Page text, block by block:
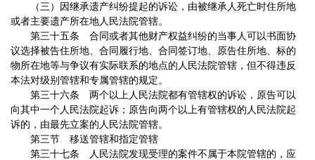
（三）因继承遗产纠纷提起的诉讼，由被继承人死亡时住所地
或者主要遗产所在地人民法院管辖。
第三十五条 合同或者其他财产权益纠纷的当事人可以书面协
议选择被告住所地、合同履行地、合同签订地、原告住所地、标的
物所在地等与争议有实际联系的地点的人民法院管辖，但不得违反
本法对级别管辖和专属管辖的规定。
第三十六条 两个以上人民法院都有管辖权的诉讼，原告可以
向其中一个人民法院起诉；原告向两个以上有管辖权的人民法院起
诉的，由最先立案的人民法院管辖。
第三节 移送管辖和指定管辖
第三十七条 人民法院发现受理的案件不属于本院管辖的，应